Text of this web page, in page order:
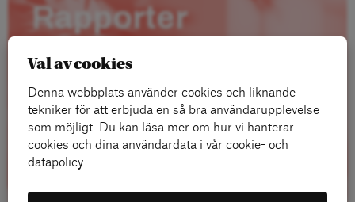
Rapporter
Val av cookies
Denna webbplats använder cookies och liknande
tekniker för att erbjuda en så bra användarupplevelse
som möjligt. Du kan läsa mer om hur vi hanterar
cookies och dina användardata i vår cookie- och
datapolicy.